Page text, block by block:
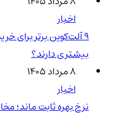
اخبار
۹ آلت‌کوین برتر برای
بیشتری دارند؟
۸ مرداد ۱۴۰۵
اخبار
نرخ بهره ثابت ماند؛